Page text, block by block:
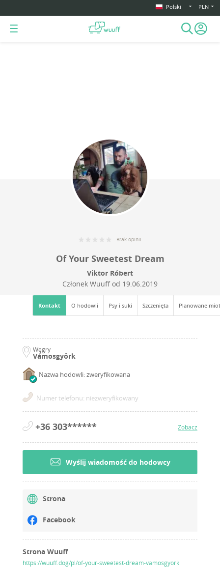
Polski PLN
Brak opinii
Of Your Sweetest Dream
Viktor Róbert
Członek Wuuff od 19.06.2019
Kontakt O hodowli Psy i suki Szczenięta Planowane
Węgry
Vámosgyörk
Nazwa hodowli: zweryfikowana
Numer telefonu: niezweryfikowany
+36 303****** Zobacz
Wyślij wiadomość do hodowcy
Strona
Facebook
Strona Wuuff
https://wuuff.dog/pl/of-your-sweetest-dream-vamosgyork